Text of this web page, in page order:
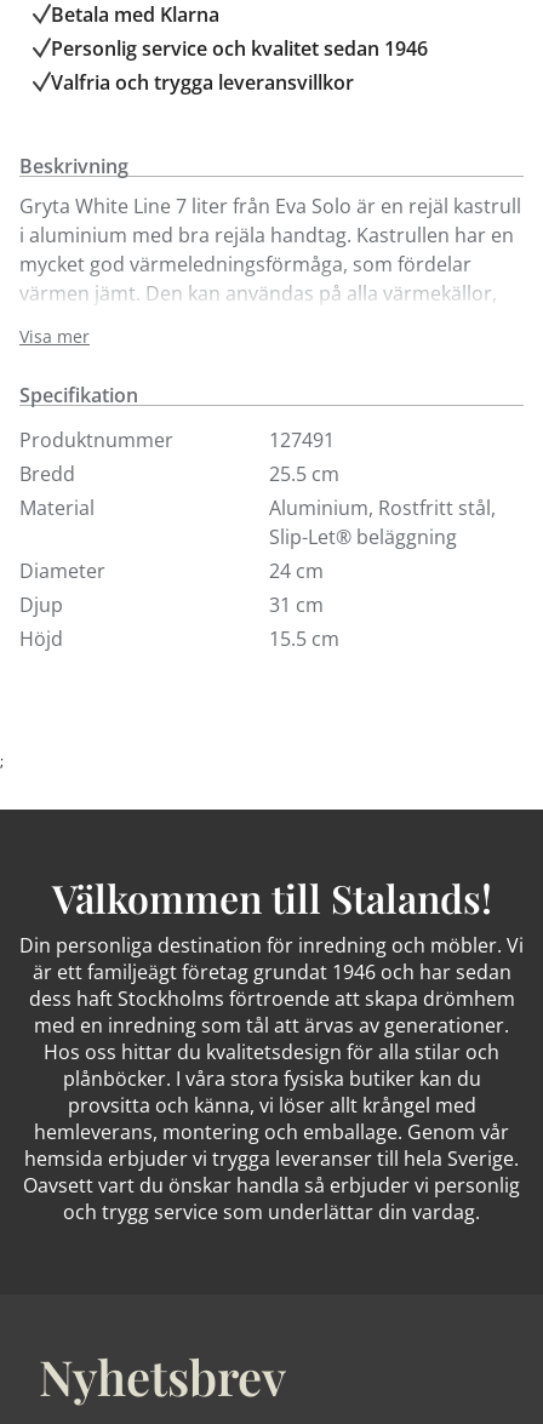
Betala med Klarna
Personlig service och kvalitet sedan 1946
Valfria och trygga leveransvillkor
Beskrivning
Gryta White Line 7 liter från Eva Solo är en rejäl kastrull
i aluminium med bra rejäla handtag. Kastrullen har en
mycket god värmeledningsförmåga, som fördelar
värmen jämt. Den kan användas på alla värmekällor,
(PFAS fri Slip-Let®) och den jämna värmefördelningen
gör att maten inte bränner fast, vilket gör den ytterst
lämplig för att tillreda mjölkbaserade såser och rätter i.
White Line kastrull är lättdiskad, ugnssäker och tål
maskindisk.
Finns endast att köpa på vår inredningsavdelning i
Kungens Kurva. Välkommen in!
Visa mer
Specifikation
Produktnummer
127491
Bredd
25.5 cm
Material
Aluminium, Rostfritt stål,
Slip-Let® beläggning
Diameter
24 cm
Djup
31 cm
Höjd
15.5 cm
;
Välkommen till Stalands!
Din personliga destination för inredning och möbler. Vi
är ett familjeägt företag grundat 1946 och har sedan
dess haft Stockholms förtroende att skapa drömhem
med en inredning som tål att ärvas av generationer.
Hos oss hittar du kvalitetsdesign för alla stilar och
plånböcker. I våra stora fysiska butiker kan du
provsitta och känna, vi löser allt krångel med
hemleverans, montering och emballage. Genom vår
hemsida erbjuder vi trygga leveranser till hela Sverige.
Oavsett vart du önskar handla så erbjuder vi personlig
och trygg service som underlättar din vardag.
Nyhetsbrev